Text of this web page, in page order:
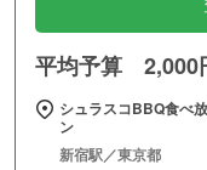
平均予算 2,000
シュラスコBBQ食べ
ン
新宿駅／東京都